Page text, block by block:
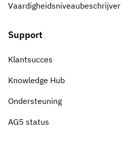
Vaardigheidsniveaubeschrijver
Support
Klantsucces
Knowledge Hub
Ondersteuning
AG5 status